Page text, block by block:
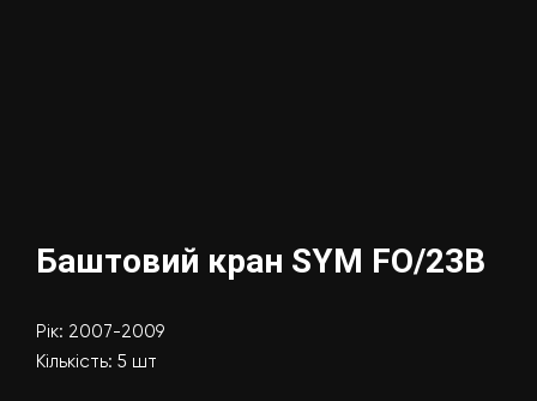
Баштовий кран SYM FO/23B
Рік: 2007-2009
Кількість: 5 шт